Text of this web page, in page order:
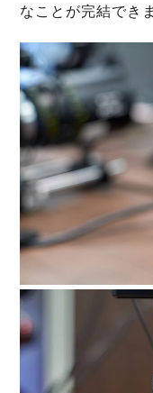
なことが完結でき